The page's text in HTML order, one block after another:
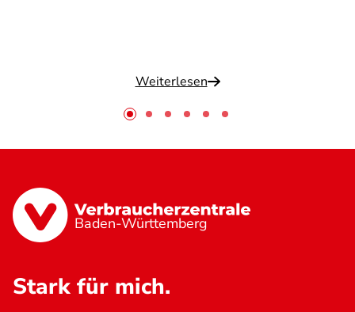
Weiterlesen
Baden-Württemberg
Stark für mich.